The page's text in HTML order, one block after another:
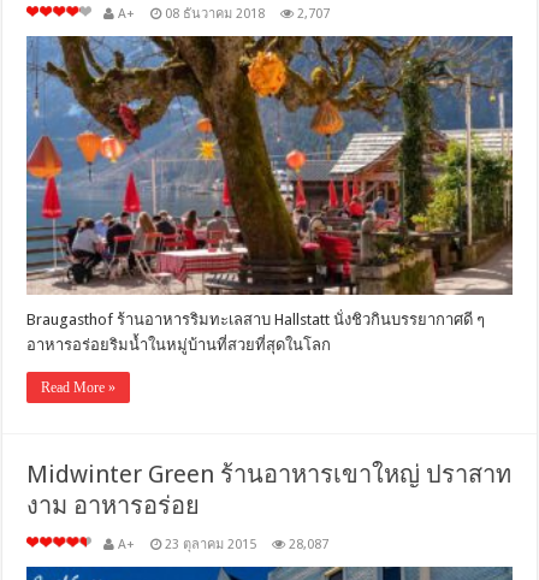
A+ 08 ธันวาคม 2018 2,707
Braugasthof ร้านอาหารริมทะเลสาบ Hallstatt นั่งชิวกินบรรยากาศดี ๆ
อาหารอร่อยริมน้ำในหมู่บ้านที่สวยที่สุดในโลก
Read More »
Midwinter Green ร้านอาหารเขาใหญ่ ปราสาท
งาม อาหารอร่อย
A+ 23 ตุลาคม 2015 28,087